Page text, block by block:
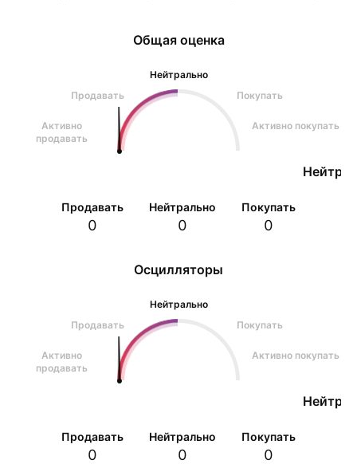
Осцилляторы
Нейтрально
Продавать
Покупать
Активно
продавать
Активно покупать
Продавать
0
Нейтрально
0
Покупать
0
Общая оценка
Нейтрально
Продавать
Покупать
Активно
продавать
Активно покупать
Продавать
0
Нейтрально
0
Покупать
0